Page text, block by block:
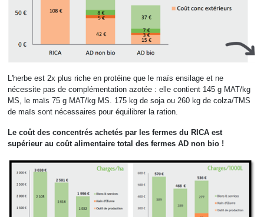
L'herbe est 2x plus riche en protéine que le maïs ensilage et ne
nécessite pas de complémentation azotée : elle contient 145 g MAT/kg
MS, le maïs 75 g MAT/kg MS. 175 kg de soja ou 260 kg de colza/TMS
de maïs sont nécessaires pour équilibrer la ration.
Le coût des concentrés achetés par les fermes du RICA est
supérieur au coût alimentaire total des fermes AD non bio !